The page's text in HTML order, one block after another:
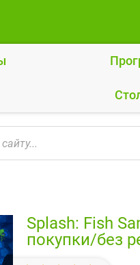
Splash: Fish
покупки/без